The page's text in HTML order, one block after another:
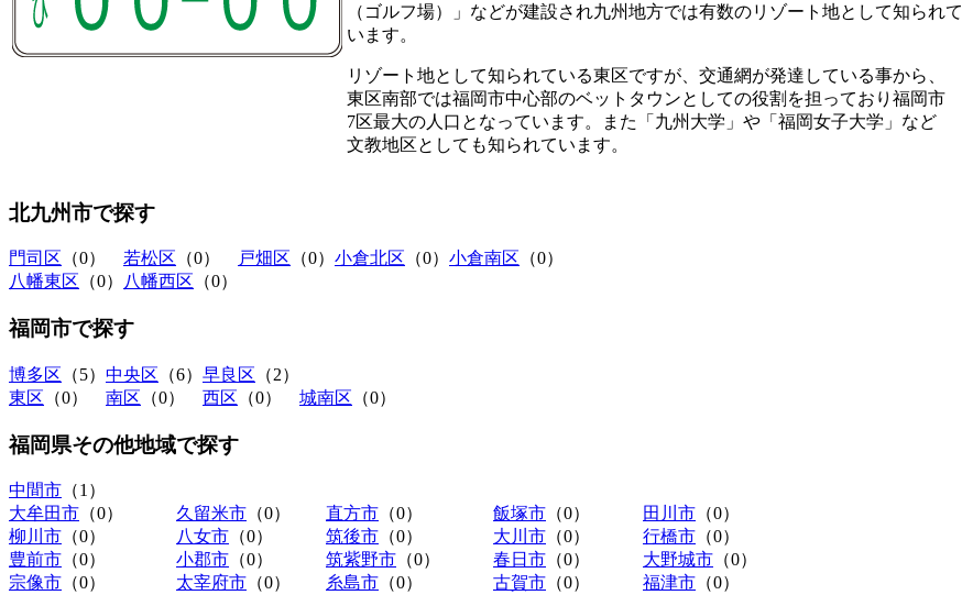
（ゴルフ場）」などが建設され九州地方では有数のリゾート地として知られて
います。
リゾート地として知られている東区ですが、交通網が発達している事から、
東区南部では福岡市中心部のベットタウンとしての役割を担っており福岡市
7区最大の人口となっています。また「九州大学」や「福岡女子大学」など
文教地区としても知られています。
北九州市で探す
門司区 （0） 若松区 （0） 戸畑区 （0） 小倉北区 （0） 小倉南区 （0）
八幡東区 （0） 八幡西区 （0）
福岡市で探す
博多区 （5） 中央区 （6） 早良区 （2）
東区 （0） 南区 （0） 西区 （0） 城南区 （0）
福岡県その他地域で探す
中間市 （1）
大牟田市 （0） 久留米市 （0） 直方市 （0） 飯塚市 （0） 田川市 （0）
柳川市 （0） 八女市 （0） 筑後市 （0） 大川市 （0） 行橋市 （0）
豊前市 （0） 小郡市 （0） 筑紫野市 （0） 春日市 （0） 大野城市 （0）
宗像市 （0） 太宰府市 （0） 糸島市 （0） 古賀市 （0） 福津市 （0）